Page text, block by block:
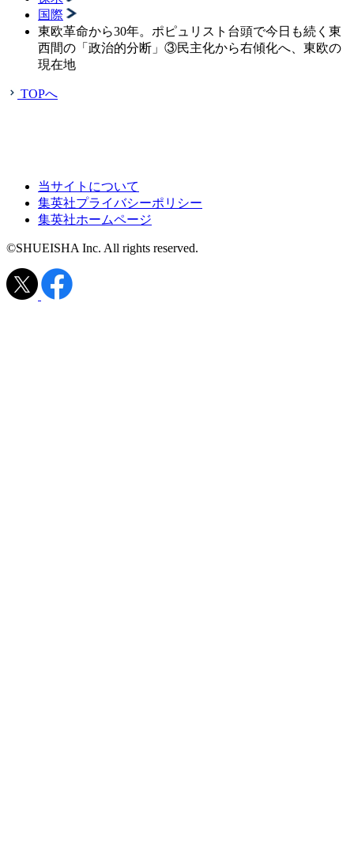
国際
東欧革命から30年。ポピュリスト台頭で今日も続く東
西間の「政治的分断」③民主化から右傾化へ、東欧の
現在地
TOPへ
当サイトについて
集英社プライバシーポリシー
集英社ホームページ
©SHUEISHA Inc. All rights reserved.